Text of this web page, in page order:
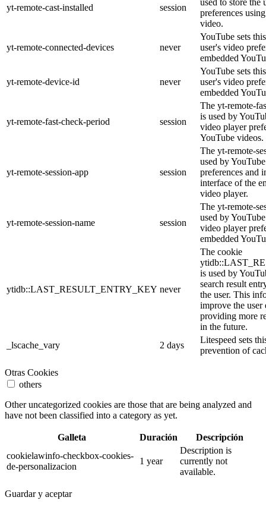
yt-remote-cast-installed session
preferences
video.
yt-remote-connected-devices never
YouTube sets
user's video
embedded
yt-remote-device-id never
YouTube sets
user's video
embedded
yt-remote-fast-check-period session
The yt-remote-
is used by
video player
YouTube videos.
yt-remote-session-app session
The yt-remote-
used by
preferences and
interface of the
video player.
yt-remote-session-name session
The yt-remote-
used by
video player
embedded
ytidb::LAST_RESULT_ENTRY_KEY never
The cookie
is used by
search result
the user. This
improve the user
providing more
in the future.
_lscache_vary
2 days
Litespeed sets
prevention of
Otras Cookies
others
Other uncategorized cookies are those that are being analyzed and
have not been classified into a category as yet.
Galleta Duración
Descripción
cookielawinfo-checkbox-cookies-
de-personalizacion
1 year
Description is
currently not
available.
Guardar y aceptar